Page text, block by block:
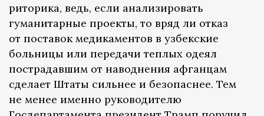
риторика, ведь, если анализировать
гуманитарные проекты, то вряд ли отказ
от поставок медикаментов в узбекские
больницы или передачи теплых одеял
пострадавшим от наводнения афганцам
сделает Штаты сильнее и безопаснее. Тем
не менее именно руководителю